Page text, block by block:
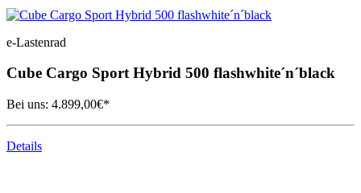
e-Lastenrad
Cube Cargo Sport Hybrid 500 flashwhite´n´black
Bei uns: 4.899,00€*
Details